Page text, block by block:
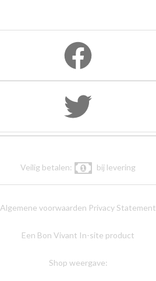
Veilig betalen: bij levering
Algemene voorwaarden Privacy Statement
Een Bon Vivant In-site product
Shop weergave: